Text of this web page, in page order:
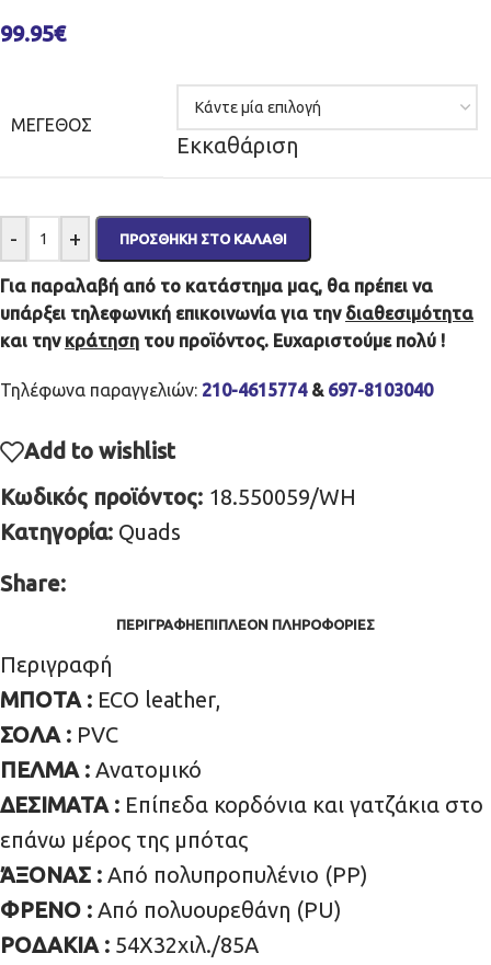
99.95€
ΜΈΓΕΘΟΣ
Εκκαθάριση
- + ΠΡΟΣΘΉΚΗ ΣΤΟ ΚΑΛΆΘΙ
Για παραλαβή από το κατάστημα μας, θα πρέπει να
υπάρξει τηλεφωνική επικοινωνία για την διαθεσιμότητα
και την κράτηση του προϊόντος. Ευχαριστούμε πολύ !
Τηλέφωνα παραγγελιών: 210-4615774& 697-8103040
Add to wishlist
Κωδικός προϊόντος: 18.550059/WH
Κατηγορία: Quads
Share:
ΠΕΡΙΓΡΑΦΉΕΠΙΠΛΈΟΝ ΠΛΗΡΟΦΟΡΊΕΣ
Περιγραφή
ΜΠΟΤΑ : ECO leather,
ΣΟΛΑ : PVC
ΠΕΛΜΑ : Ανατομικό
ΔΕΣΙΜΑΤΑ : Επίπεδα κορδόνια και γατζάκια στο
επάνω μέρος της μπότας
ΆΞΟΝΑΣ : Από πολυπροπυλένιο (ΡΡ)
ΦΡΕΝΟ : Από πολυουρεθάνη (PU)
ΡΟΔΑΚΙΑ : 54Χ32χιλ./85Α